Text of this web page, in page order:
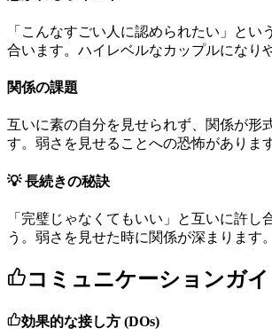
「 こ んなすごい 人 に認められたい 」 と い う
合い ま す。 ハイ レベルなカ ップルにな り
関係の課題
互いに素の自分を 見せられず、 関係が形
す。 弱さ を 見せる こ とへの恐怖があ り ま
💡 長続きの秘訣
「 完璧じ ゃな く て もいい 」 と互いに許し
う 。 弱さ を 見せた時に関係が深 ま り ま す。
コミュニケーションガイ
効果的な接し方 (DOs)